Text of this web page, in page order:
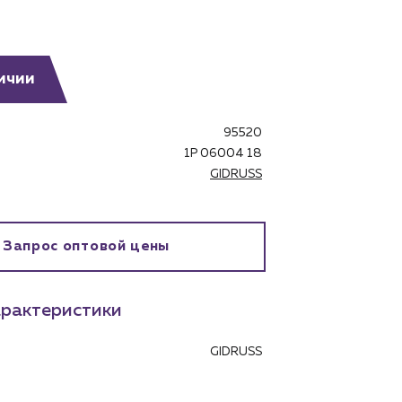
95520
1P 06004 18
GIDRUSS
Запрос оптовой цены
GIDRUSS